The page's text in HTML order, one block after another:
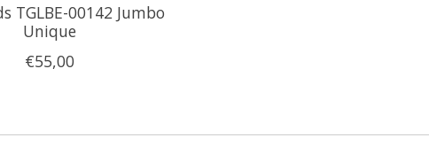
TGLBE-00142 Jumbo
Unique
€55,00